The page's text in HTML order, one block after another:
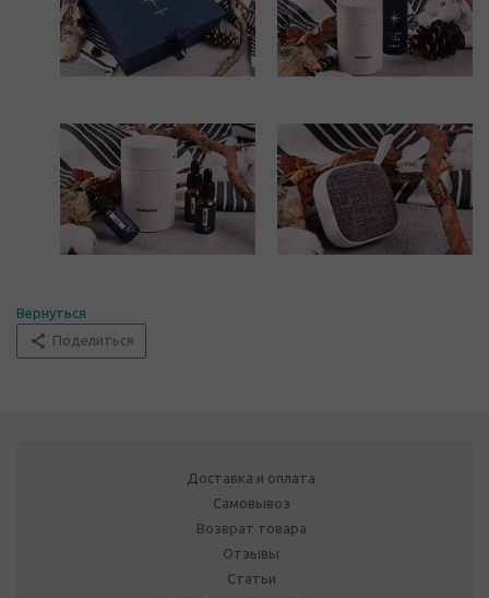
Вернуться
Поделиться
Доставка и оплата
Самовывоз
Возврат товара
Отзывы
Статьи